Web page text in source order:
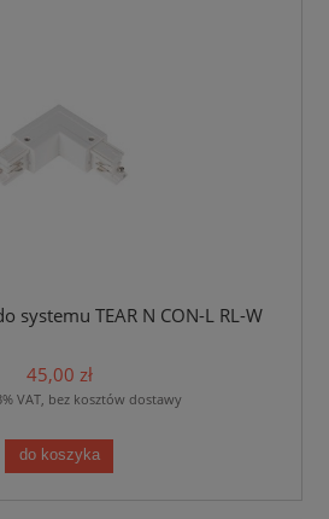
systemu TEAR N CON-L RL-W
45,00 zł
VAT, bez kosztów dostawy
do koszyka